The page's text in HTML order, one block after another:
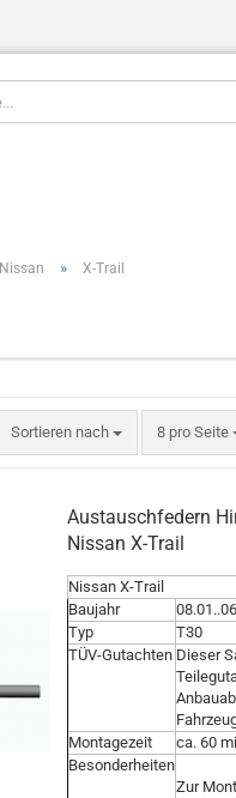
Nissan » X-Trail
Sortieren nach
Sortieren nach 8 pro Seite
pro Seite
Austauschfedern
Nissan X-Trail
Nissan X-Trail
Baujahr
Typ
T30
TÜV-Gutachten Dieser
Montagezeit
ca. 60
Besonderheiten
Zur